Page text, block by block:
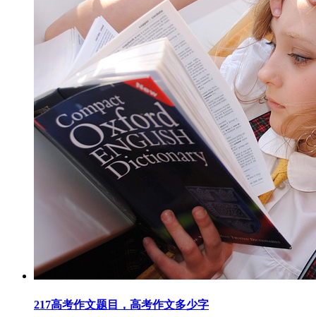
217高考作文题目，高考作文多少字